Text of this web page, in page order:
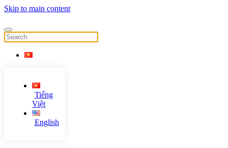
Skip to main content
Tiếng
Việt
English